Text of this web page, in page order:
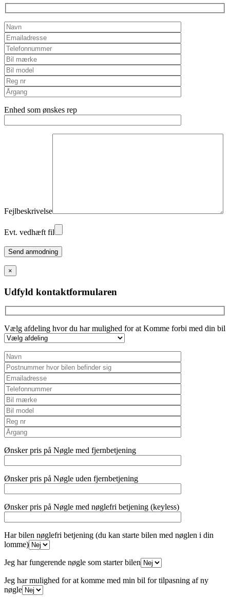
Enhed som ønskes rep
Fejlbeskrivelse
Evt. vedhæft fil
Please
leave
this
field
empty.
×
Udfyld kontaktformularen
Vælg afdeling hvor du har mulighed for at Komme forbi med din bil
Ønsker pris på Nøgle med fjernbetjening
Ønsker pris på Nøgle uden fjernbetjening
Ønsker pris på Nøgle med nøglefri betjening (keyless)
Har bilen nøglefri betjening (du kan starte bilen med nøglen i din
lomme)
Jeg har fungerende nøgle som starter bilen
Jeg har mulighed for at komme med min bil for tilpasning af ny
nøgle